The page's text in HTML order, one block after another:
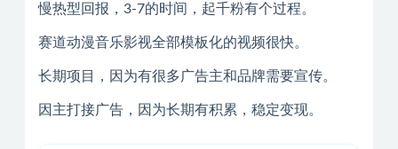
慢热型回报，3-7的时间，起千粉有个过程。
赛道动漫音乐影视全部模板化的视频很快。
长期项目，因为有很多广告主和品牌需要宣传。
因主打接广告，因为长期有积累，稳定变现。